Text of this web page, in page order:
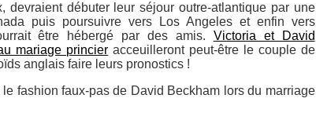
devraient débuter leur séjour outre-atlantique par une
puis poursuivre vers Los Angeles et enfin vers
être hébergé par des amis. Victoria et David
mariage princier acceuilleront peut-être le couple de
anglais faire leurs pronostics !
fashion faux-pas de David Beckham lors du marriage